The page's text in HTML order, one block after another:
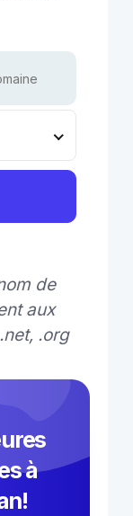
de
aux
.org
à